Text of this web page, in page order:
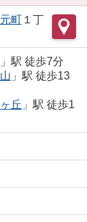
町１丁
」駅 徒歩7分
」駅 徒歩13
丘 」駅 徒歩1